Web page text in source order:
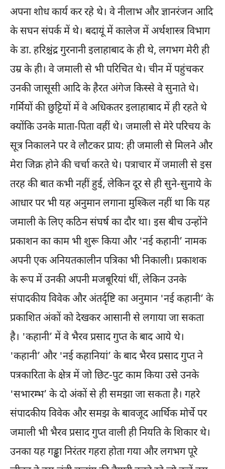
अपना शोध कार्य कर रहे थे। वे नीलाभ और ज्ञानरंजन आदि
के सघन संपर्क में थे। बदायूं में कालेज में अर्थशास्त्र विभाग
के डा. हरिश्चंद्र गुरनानी इलाहाबाद के ही थे, लगभग मेरी ही
उम्र के ही। वे जमाली से भी परिचित थे। चीन में पहुंचकर
उनकी जासूसी आदि के हैरत अंगेज किस्से वे सुनाते थे।
गर्मियों की छुट्टियों में वे अधिकतर इलाहाबाद में ही रहते थे
क्योंकि उनके माता-पिता वहीं थे। जमाली से मेरे परिचय के
सूत्र निकालने पर वे लौटकर प्राय: ही जमाली से मिलने और
मेरा जिक्र होने की चर्चा करते थे। पत्राचार में जमाली से इस
तरह की बात कभी नहीं हुई, लेकिन दूर से ही सुने-सुनाये के
आधार पर भी यह अनुमान लगाना मुश्किल नहीं था कि यह
जमाली के लिए कठिन संघर्ष का दौर था। इस बीच उन्होंने
प्रकाशन का काम भी शुरू किया और 'नई कहानी’ नामक
अपनी एक अनियतकालीन पत्रिका भी निकाली। प्रकाशक
के रूप में उनकी अपनी मजबूरियां थीं, लेकिन उनके
संपादकीय विवेक और अंतर्दृष्टि का अनुमान 'नई कहानी’ के
प्रकाशित अंकों को देखकर आसानी से लगाया जा सकता
है। 'कहानी’ में वे भैरव प्रसाद गुप्त के बाद आये थे।
'कहानी’ और 'नई कहानियां’ के बाद भैरव प्रसाद गुप्त ने
पत्रकारिता के क्षेत्र में जो छिट-पुट काम किया उसे उनके
'सभारम्भ’ के दो अंकों से ही समझा जा सकता है। गहरे
संपादकीय विवेक और समझ के बावजूद आर्थिक मोर्चे पर
जमाली भी भैरव प्रसाद गुप्त वाली ही नियति के शिकार थे।
उनका यह गड्ढा निरंतर गहरा होता गया और लगभग पूरे